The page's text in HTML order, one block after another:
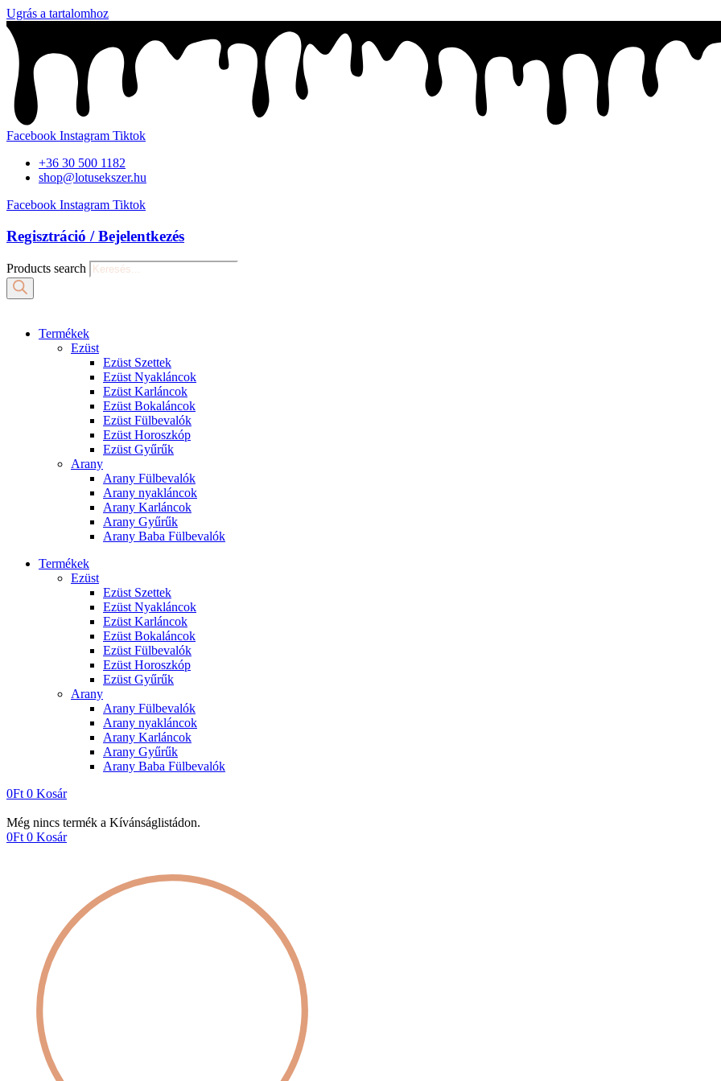
Ugrás a tartalomhoz
Facebook Instagram Tiktok
+36 30 500 1182
shop@lotusekszer.hu
Facebook Instagram Tiktok
Regisztráció / Bejelentkezés
Products search
Termékek
Ezüst
Ezüst Szettek
Ezüst Nyakláncok
Ezüst Karláncok
Ezüst Bokaláncok
Ezüst Fülbevalók
Ezüst Horoszkóp
Ezüst Gyűrűk
Arany
Arany Fülbevalók
Arany nyakláncok
Arany Karláncok
Arany Gyűrűk
Arany Baba Fülbevalók
Termékek
Ezüst
Ezüst Szettek
Ezüst Nyakláncok
Ezüst Karláncok
Ezüst Bokaláncok
Ezüst Fülbevalók
Ezüst Horoszkóp
Ezüst Gyűrűk
Arany
Arany Fülbevalók
Arany nyakláncok
Arany Karláncok
Arany Gyűrűk
Arany Baba Fülbevalók
0Ft 0 Kosár
Még nincs termék a Kívánságlistádon.
0Ft 0 Kosár